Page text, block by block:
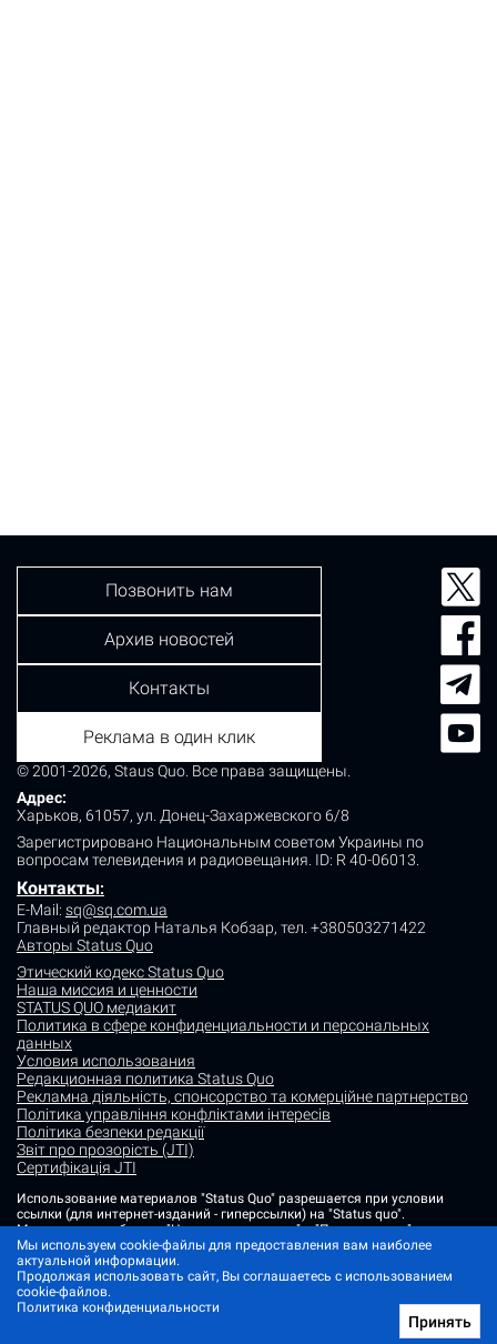
© 2001-2026, Staus Quo. Все права защищены.
Адрес:
Харьков, 61057, ул. Донец-Захаржевского 6/8
Зарегистрировано Национальным советом Украины по
вопросам телевидения и радиовещания. ID: R 40-06013.
Контакты:
E-Mail: sq@sq.com.ua
Главный редактор Наталья Кобзар, тел. +380503271422
Авторы Status Quo
Этический кодекс Status Quo
Наша миссия и ценности
STATUS QUO медиакит
Политика в сфере конфиденциальности и персональных
данных
Условия использования
Редакционная политика Status Quo
Рекламна діяльність, спонсорство та комерційне партнерство
Політика управління конфліктами інтересів
Політика безпеки редакції
Звіт про прозорість (JTI)
Сертифікація JTI
Позвонить нам
Архив новостей
Контакты
Реклама в один клик
Использование материалов "Status Quo" разрешается при условии
ссылки (для интернет-изданий - гиперссылки) на "Status quo".
Материалы в рубриках "Новости партнеров" и "Пресс-релизы"
размещаются на правах рекламы или в рамках некоммерческого
партнерства.
Изображения, содержащие метку "Status Quo" или не содержащие
информации об источнике фото, являются иллюстративными либо
сгенерированными ИИ
Мы используем cookie-файлы для предоставления вам наиболее
актуальной информации.
Продолжая использовать сайт, Вы соглашаетесь с использованием
cookie-файлов.
Политика конфиденциальности
Принять